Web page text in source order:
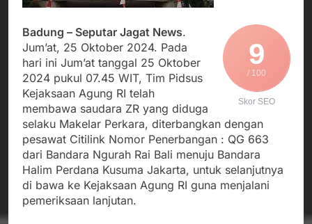
Cegah Stunting
Berangkatkan Empat
Korban Kebakaran KMP
Mutiara Sentosa 2 ke
Posko Pusat Tg. Perak
Surabaya
Agustus 5, 2026
Sukabumi Diduga
Lakukan Pungutan
melalui Komite Sekolah,
Disorot karena Dinilai
Bertentangan dengan
Edaran Disdik Jabar
Agustus 4, 2026
Ketua Umum FSP
Maritim Indonesia
Bantah Isu Mogok
Nasional TKBM: “Belum
Ada Keputusan Resmi”
Agustus 3, 2026
Menjalin Harmoni di
Tanah Sukaresmi: Kala
Mina Padi, P2L, dan
Gotong Royong
Menggerakkan Ekonomi
Desa
Agustus 3, 2026
9
/ 100
Skor SEO
Badung – Seputar Jagat News.
Jum’at, 25 Oktober 2024. Pada
hari ini Jum’at tanggal 25 Oktober
2024 pukul 07.45 WIT, Tim Pidsus
Kejaksaan Agung RI telah
membawa saudara ZR yang diduga
selaku Makelar Perkara, diterbangkan dengan
pesawat Citilink Nomor Penerbangan : QG 663
dari Bandara Ngurah Rai Bali menuju Bandara
Halim Perdana Kusuma Jakarta, untuk selanjutnya
di bawa ke Kejaksaan Agung RI guna menjalani
pemeriksaan lanjutan.